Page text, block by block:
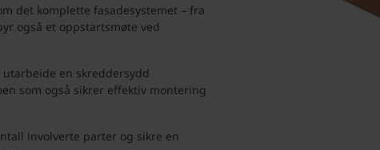
det komplette fasadesystemet – fra
også et oppstartsmøte ved
en skreddersydd
som også sikrer effektiv montering
involverte parter og sikre en